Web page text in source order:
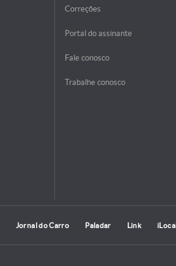
Correções
Portal do assinante
Fale conosco
Trabalhe conosco
Jornal do Carro Paladar Link